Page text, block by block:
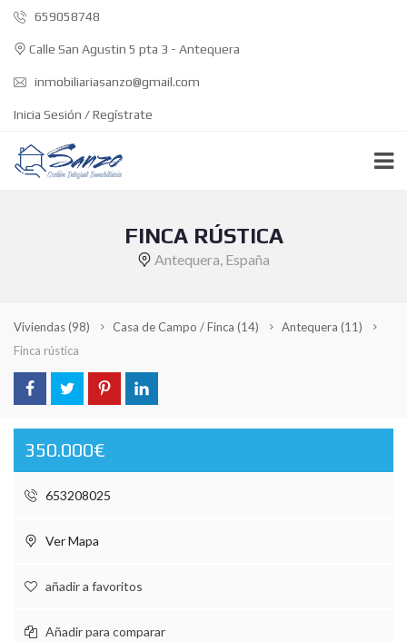
659058748
Calle San Agustin 5 pta 3 - Antequera
inmobiliariasanzo@gmail.com
Inicia Sesión / Regístrate
FINCA RÚSTICA
Antequera, España
Viviendas(98) Casa de Campo / Finca (14) Antequera (11)
Finca rústica
350.000€
653208025
Ver Mapa
añadir a favoritos
Añadir para comparar